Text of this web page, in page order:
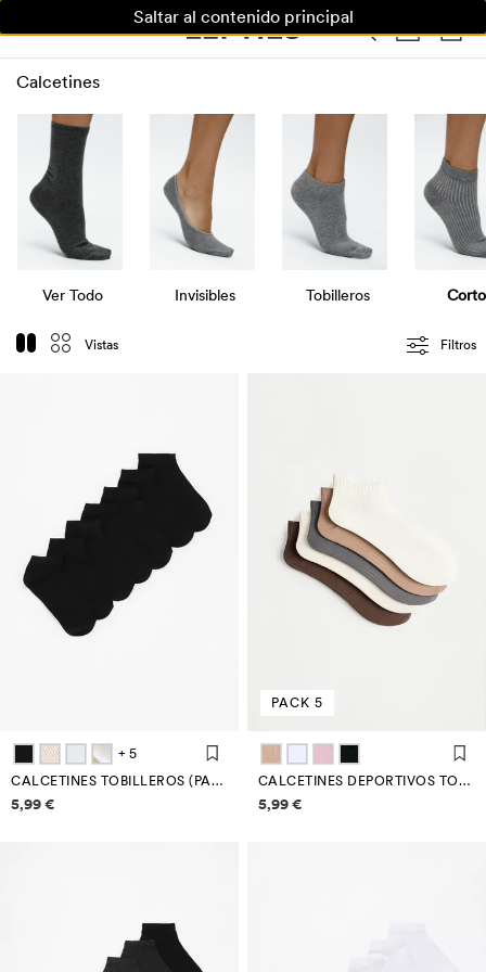
Saltar al contenido principal
MUJER
Calcetines
Vistas Filtros
Ver Todo Invisibles Tobilleros
+ 5
CALCETINES TOBILLEROS (PACK 7)
Información de precios
5,99 €
PACK 5
CALCETINES DEPORTIVOS TOBILLEROS (PACK 5)
Información de precios
5,99 €